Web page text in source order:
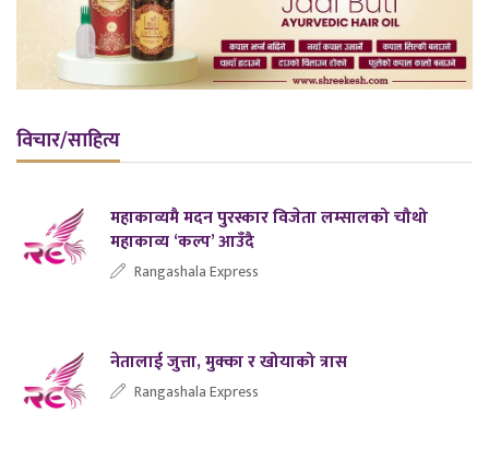
विचार/साहित्य
महाकाव्यमै मदन पुरस्कार विजेता लम्सालको चौथो
महाकाव्य ‘कल्प’ आउँदै
Rangashala Express
नेतालाई जुत्ता, मुक्का र खोयाको त्रास
Rangashala Express